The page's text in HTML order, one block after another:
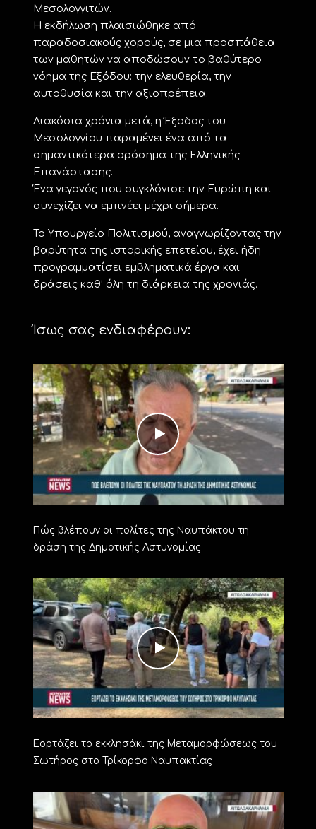
Μεσολογγιτών.
Η εκδήλωση πλαισιώθηκε από
παραδοσιακούς χορούς, σε μια προσπάθεια
των μαθητών να αποδώσουν το βαθύτερο
νόημα της Εξόδου: την ελευθερία, την
αυτοθυσία και την αξιοπρέπεια.
Διακόσια χρόνια μετά, η Έξοδος του
Μεσολογγίου παραμένει ένα από τα
σημαντικότερα ορόσημα της Ελληνικής
Επανάστασης.
Ένα γεγονός που συγκλόνισε την Ευρώπη και
συνεχίζει να εμπνέει μέχρι σήμερα.
Το Υπουργείο Πολιτισμού, αναγνωρίζοντας την
βαρύτητα της ιστορικής επετείου, έχει ήδη
προγραμματίσει εμβληματικά έργα και
δράσεις καθ’ όλη τη διάρκεια της χρονιάς.
Ίσως σας ενδιαφέρουν:
Πώς βλέπουν οι πολίτες της Ναυπάκτου τη
δράση της Δημοτικής Αστυνομίας
Εορτάζει το εκκλησάκι της Μεταμορφώσεως του
Σωτήρος στο Τρίκορφο Ναυπακτίας